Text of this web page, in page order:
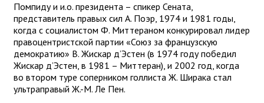
Помпиду и и.о. президента – спикер Сената,
представитель правых сил А. Поэр, 1974 и 1981 годы,
когда с социалистом Ф. Миттераном конкурировал лидер
правоцентристской партии «Союз за французскую
демократию» В. Жискар д’Эстен (в 1974 году победил
Жискар д’Эстен, в 1981 – Миттеран), и 2002 год, когда
во втором туре соперником голлиста Ж. Ширака стал
ультраправый Ж.-М. Ле Пен.